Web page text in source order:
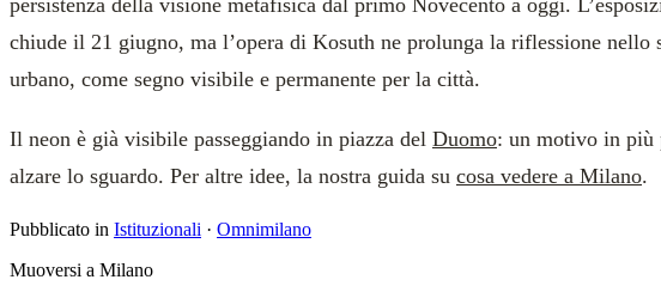
persistenza della visione metafisica dal primo Novecento a oggi.
chiude il 21 giugno, ma l’opera di Kosuth ne prolunga la riflessione nello
urbano, come segno visibile e permanente per la città.
Il neon è già visibile passeggiando in piazza del Duomo: un motivo in più
alzare lo sguardo. Per altre idee, la nostra guida su cosa vedere a Milano.
Pubblicato in Istituzionali · Omnimilano
Muoversi a Milano